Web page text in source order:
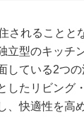
れること
型のキッチ
ている2つ
たリビング
快適性を高